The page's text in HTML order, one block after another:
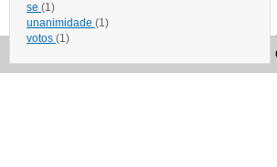
se (1)
unanimidade (1)
votos (1)